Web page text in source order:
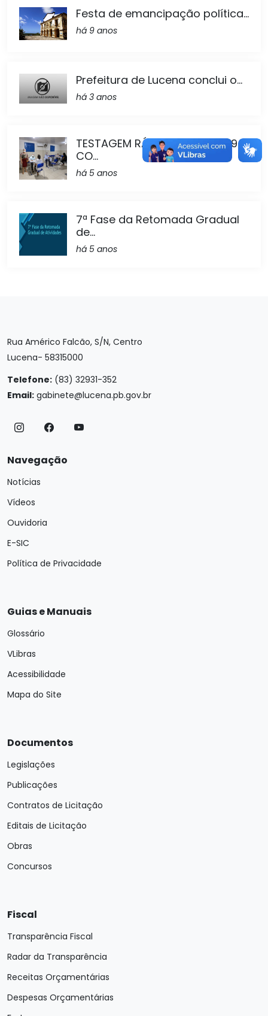
Festa de emancipação política...
há 9 anos
Prefeitura de Lucena conclui o...
há 3 anos
TESTAGEM RÁPIDA DA COVID 19
CO...
há 5 anos
7ª Fase da Retomada Gradual
de...
há 5 anos
Rua Américo Falcão, S/N, Centro
Lucena- 58315000
Telefone: (83) 32931-352
Email: gabinete@lucena.pb.gov.br
Navegação
Notícias
Vídeos
Ouvidoria
E-SIC
Política de Privacidade
Guias e Manuais
Glossário
VLibras
Acessibilidade
Mapa do Site
Documentos
Legislações
Publicações
Contratos de Licitação
Editais de Licitação
Obras
Concursos
Fiscal
Transparência Fiscal
Radar da Transparência
Receitas Orçamentárias
Despesas Orçamentárias